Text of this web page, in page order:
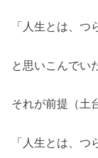
「人生とは、つ
と思いこんでい
それが前提（土
「人生とは、つ